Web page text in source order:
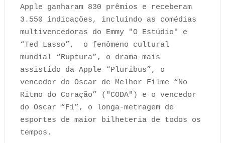
Apple ganharam 830 prêmios e receberam
3.550 indicações, incluindo as comédias
multivencedoras do Emmy "O Estúdio" e
“Ted Lasso”, o fenômeno cultural
mundial “Ruptura”, o drama mais
assistido da Apple “Pluribus”, o
vencedor do Oscar de Melhor Filme “No
Ritmo do Coração” ("CODA") e o vencedor
do Oscar “F1”, o longa-metragem de
esportes de maior bilheteria de todos os
tempos.